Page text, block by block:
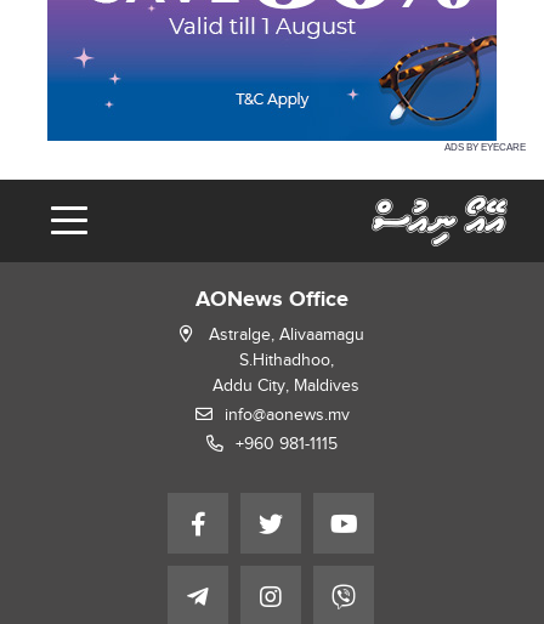
ADS BY EYECARE
AONews Office
Astralge, Alivaamagu
S.Hithadhoo,
Addu City, Maldives
info@aonews.mv
+960 981-1115